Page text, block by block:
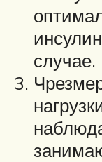
случае.